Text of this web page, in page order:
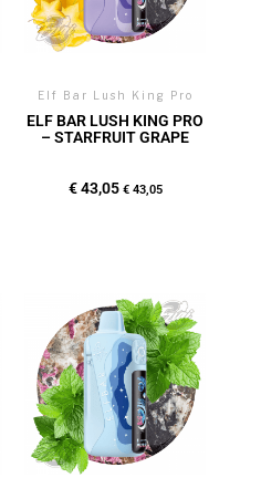
Elf Bar Lush King Pro
ELF BAR LUSH KING PRO
– STARFRUIT GRAPE
€43,05 €43,05